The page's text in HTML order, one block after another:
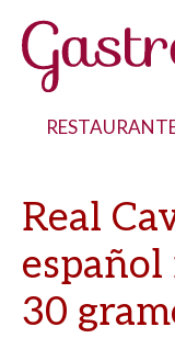
Real
español
30